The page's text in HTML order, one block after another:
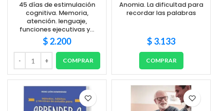
45 días de estimulación
cognitiva. Memoria,
atención. lenguaje,
funciones ejecutivas y…
$ 2.200
COMPRAR
Anomia. La dificultad para
recordar las palabras
$ 3.133
COMPRAR